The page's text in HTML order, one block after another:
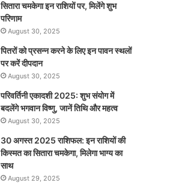
सितारा चमकेगा इन राशियों पर, मिलेंगे शुभ
परिणाम
August 30, 2025
पितरों को प्रसन्न करने के लिए इन पावन स्थलों
पर करें दीपदान
August 30, 2025
परिवर्तिनी एकादशी 2025: शुभ संयोग में
बदलेंगे भगवान विष्णु, जानें तिथि और महत्व
August 30, 2025
30 अगस्त 2025 राशिफल: इन राशियों की
किस्मत का सितारा चमकेगा, मिलेगा भाग्य का
साथ
August 29, 2025